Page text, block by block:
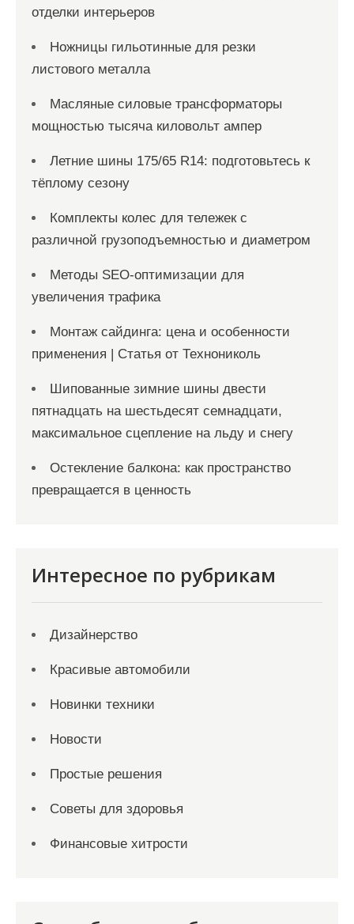
отделки интерьеров
Ножницы гильотинные для резки
листового металла
Масляные силовые трансформаторы
мощностью тысяча киловольт ампер
Летние шины 175/65 R14: подготовьтесь к
тёплому сезону
Комплекты колес для тележек с
различной грузоподъемностью и диаметром
Методы SEO-оптимизации для
увеличения трафика
Монтаж сайдинга: цена и особенности
применения | Статья от Технониколь
Шипованные зимние шины двести
пятнадцать на шестьдесят семнадцати,
максимальное сцепление на льду и снегу
Остекление балкона: как пространство
превращается в ценность
Интересное по рубрикам
Дизайнерство
Красивые автомобили
Новинки техники
Новости
Простые решения
Советы для здоровья
Финансовые хитрости